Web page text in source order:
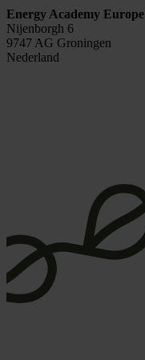
Energy Academy Europe
Nijenborgh 6
9747 AG Groningen
Nederland